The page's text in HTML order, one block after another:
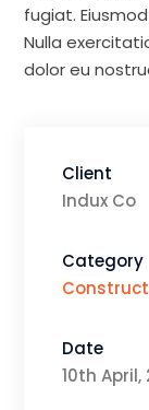
fugiat.
Nulla
dolor eu
Client
Indux Co
Category
Date
10th April,